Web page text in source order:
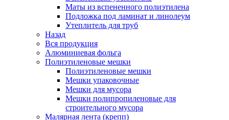
Маты из вспененного полиэтилена
Подложка под ламинат и линолеум
Утеплитель для труб
Назад
Вся продукция
Алюминиевая фольга
Полиэтиленовые мешки
Полиэтиленовые мешки
Мешки упаковочные
Мешки для мусора
Мешки полипропиленовые для
строительного мусора
Малярная лента (крепп)